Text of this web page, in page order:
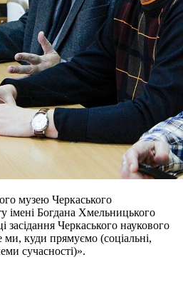
музею Черкаського
імені Богдана Хмельницького
засідання Черкаського наукового
куди прямуємо (соціальні,
сучасності)».